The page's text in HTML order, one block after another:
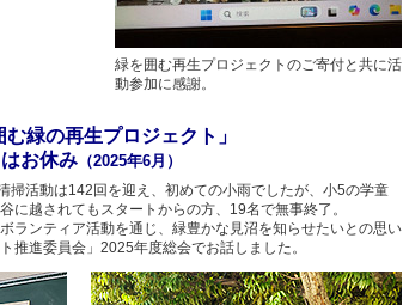
緑を囲む再生プロジェクトのご寄付と共に活
動参加に感謝。
緑の再生プロジェクト」
お休み （2025年6月）
掃活動は142回を迎え、初めての小雨でしたが、小5の学童
に越されてもスタートからの方、19名で無事終了。
ランティア活動を通じ、緑豊かな見沼を知らせたいとの思い
推進委員会」2025年度総会でお話しました。